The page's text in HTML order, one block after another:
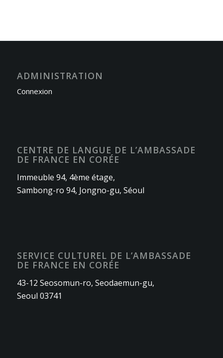
ADMINISTRATION
Connexion
CENTRE DE LANGUE DE L’AMBASSADE
DE FRANCE EN CORÉE
Immeuble 94, 4ème étage,
Sambong-ro 94, Jongno-gu, Séoul
SERVICE CULTUREL DE L’AMBASSADE
DE FRANCE EN CORÉE
43-12 Seosomun-ro, Seodaemun-gu,
Seoul 03741